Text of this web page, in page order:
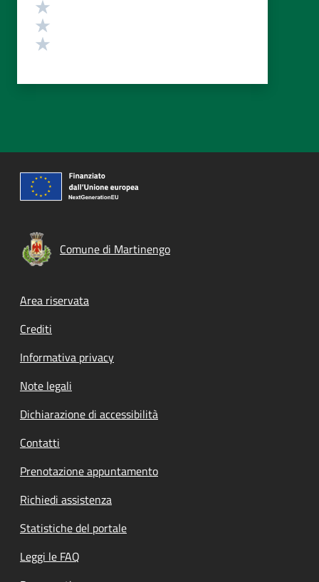
Comune di Martinengo
Footer menu
Area riservata
Crediti
Informativa privacy
Note legali
Dichiarazione di accessibilità
Contatti
Prenotazione appuntamento
Richiedi assistenza
Statistiche del portale
Leggi le FAQ